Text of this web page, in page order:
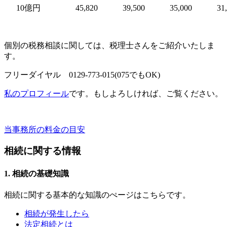
10億円
45,820 39,500 35,000
個別の税務相談に関しては、税理士さんをご紹介いたしま
す。
フリーダイヤル 0129-773-015(075でもOK)
私のプロフィールです。もしよろしければ、ご覧ください。
当事務所の料金の目安
相続に関する情報
1. 相続の基礎知識
相続に関する基本的な知識のぺージはこちらです。
相続が発生したら
法定相続とは